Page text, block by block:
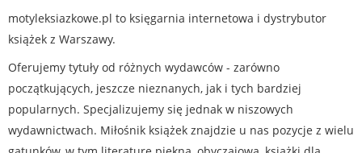
motyleksiazkowe.pl to księgarnia internetowa i dystrybutor
książek z Warszawy.
Oferujemy tytuły od różnych wydawców - zarówno
początkujących, jeszcze nieznanych, jak i tych bardziej
popularnych. Specjalizujemy się jednak w niszowych
wydawnictwach. Miłośnik książek znajdzie u nas pozycje z wielu